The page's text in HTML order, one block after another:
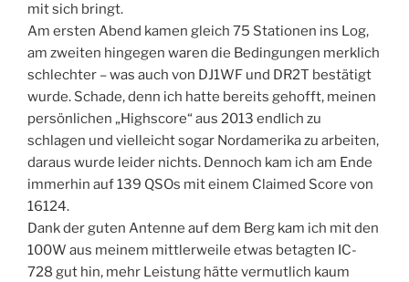
mit sich bringt.
Am ersten Abend kamen gleich 75 Stationen ins Log,
am zweiten hingegen waren die Bedingungen merklich
schlechter – was auch von DJ1WF und DR2T bestätigt
wurde. Schade, denn ich hatte bereits gehofft, meinen
persönlichen „Highscore“ aus 2013 endlich zu
schlagen und vielleicht sogar Nordamerika zu arbeiten,
daraus wurde leider nichts. Dennoch kam ich am Ende
immerhin auf 139 QSOs mit einem Claimed Score von
16124.
Dank der guten Antenne auf dem Berg kam ich mit den
100W aus meinem mittlerweile etwas betagten IC-
728 gut hin, mehr Leistung hätte vermutlich kaum